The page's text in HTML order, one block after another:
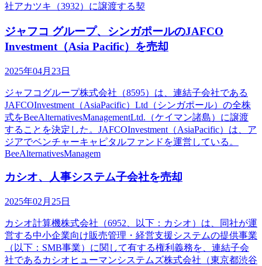
社アカツキ（3932）に譲渡する契
ジャフコ グループ、シンガポールのJAFCO
Investment（Asia Pacific）を売却
2025年04月23日
ジャフコグループ株式会社（8595）は、連結子会社である
JAFCOInvestment（AsiaPacific）Ltd（シンガポール）の全株
式をBeeAlternativesManagementLtd.（ケイマン諸島）に譲渡
することを決定した。JAFCOInvestment（AsiaPacific）は、ア
ジアでベンチャーキャピタルファンドを運営している。
BeeAlternativesManagem
カシオ、人事システム子会社を売却
2025年02月25日
カシオ計算機株式会社（6952、以下：カシオ）は、同社が運
営する中小企業向け販売管理・経営支援システムの提供事業
（以下：SMB事業）に関して有する権利義務を、連結子会
社であるカシオヒューマンシステムズ株式会社（東京都渋谷